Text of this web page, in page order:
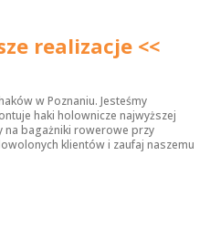
realizacje <<
w Poznaniu. Jesteśmy
haki holownicze najwyższej
na bagażniki rowerowe przy
klientów i zaufaj naszemu